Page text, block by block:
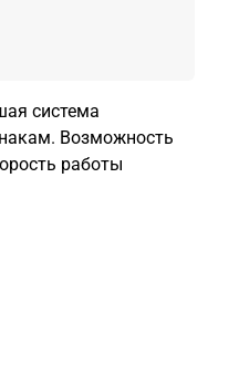
система
Возможность
работы